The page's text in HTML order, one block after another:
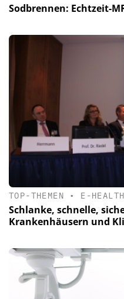
Sodbrennen: Echtzeit-
TOP-THEMEN • E-HEALTH
Schlanke, schnelle,
Krankenhäusern und